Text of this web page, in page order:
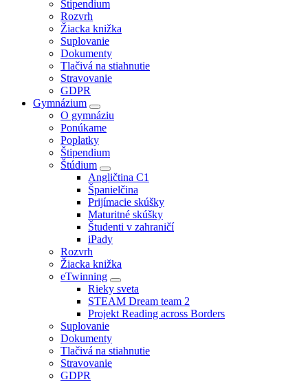
Štipendium
Rozvrh
Žiacka knižka
Suplovanie
Dokumenty
Tlačivá na stiahnutie
Stravovanie
GDPR
Gymnázium
O gymnáziu
Ponúkame
Poplatky
Štipendium
Štúdium
Angličtina C1
Španielčina
Prijímacie skúšky
Maturitné skúšky
Študenti v zahraničí
iPady
Rozvrh
Žiacka knižka
eTwinning
Rieky sveta
STEAM Dream team 2
Projekt Reading across Borders
Suplovanie
Dokumenty
Tlačivá na stiahnutie
Stravovanie
GDPR